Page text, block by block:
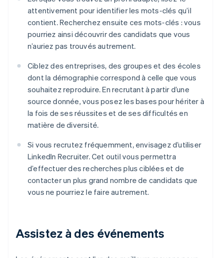
attentivement pour identifier les mots-clés qu’il
contient. Recherchez ensuite ces mots-clés : vous
pourriez ainsi découvrir des candidats que vous
n’auriez pas trouvés autrement.
Ciblez des entreprises, des groupes et des écoles
dont la démographie correspond à celle que vous
souhaitez reproduire. En recrutant à partir d’une
source donnée, vous posez les bases pour hériter à
la fois de ses réussites et de ses difficultés en
matière de diversité.
Si vous recrutez fréquemment, envisagez d’utiliser
LinkedIn Recruiter. Cet outil vous permettra
d’effectuer des recherches plus ciblées et de
contacter un plus grand nombre de candidats que
vous ne pourriez le faire autrement.
Assistez à des événements